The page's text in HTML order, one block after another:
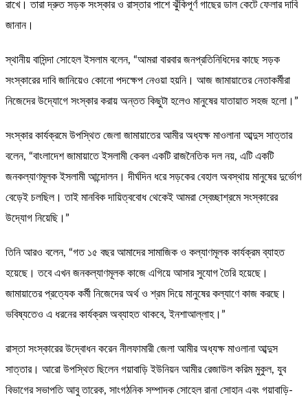
রাখে। তারা দ্রুত সড়ক সংস্কার ও রাস্তার পাশে ঝুঁকিপূর্ণ গাছের ডাল কেটে ফেলার দাবি
জানান।
স্থানীয় বাসিন্দা সোহেল ইসলাম বলেন, “আমরা বারবার জনপ্রতিনিধিদের কাছে সড়ক
সংস্কারের দাবি জানিয়েও কোনো পদক্ষেপ নেওয়া হয়নি। আজ জামায়াতের নেতাকর্মীরা
নিজেদের উদ্যোগে সংস্কার করায় অন্তত কিছুটা হলেও মানুষের যাতায়াত সহজ হলো।”
সংস্কার কার্যক্রমে উপস্থিত জেলা জামায়াতের আমীর অধ্যক্ষ মাওলানা আব্দুস সাত্তার
বলেন, “বাংলাদেশ জামায়াতে ইসলামী কেবল একটি রাজনৈতিক দল নয়, এটি একটি
জনকল্যাণমূলক ইসলামী আন্দোলন। দীর্ঘদিন ধরে সড়কের বেহাল অবস্থায় মানুষের দুর্ভোগ
বেড়েই চলছিল। তাই মানবিক দায়িত্ববোধ থেকেই আমরা স্বেচ্ছাশ্রমে সংস্কারের
উদ্যোগ নিয়েছি।”
তিনি আরও বলেন, “গত ১৫ বছর আমাদের সামাজিক ও কল্যাণমূলক কার্যক্রম ব্যাহত
হয়েছে। তবে এখন জনকল্যাণমূলক কাজে এগিয়ে আসার সুযোগ তৈরি হয়েছে।
জামায়াতের প্রত্যেক কর্মী নিজেদের অর্থ ও শ্রম দিয়ে মানুষের কল্যাণে কাজ করছে।
ভবিষ্যতেও এ ধরনের কার্যক্রম অব্যাহত থাকবে, ইনশাআল্লাহ।”
রাস্তা সংস্কারের উদ্বোধন করেন নীলফামারী জেলা আমীর অধ্যক্ষ মাওলানা আব্দুস
সাত্তার। আরো উপস্থিত ছিলেন গয়াবাড়ি ইউনিয়ন আমীর রেজাউল করিম মুকুল, যুব
বিভাগের সভাপতি আবু তারেক, সাংগঠনিক সম্পাদক সোহেল রানা সোহান এবং গয়াবাড়ি-